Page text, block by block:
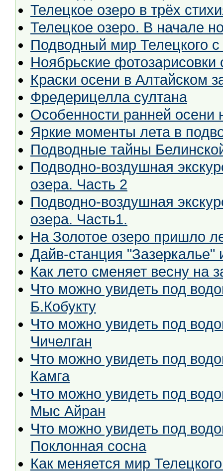
Телецкое озеро в трёх
Телецкое озеро. В начале
Подводный мир Телецкого
Ноябрьские фотозарисовки
Краски осени в Алтайском
Фредерицелла султана
Особенности ранней осени
Яркие моменты лета в
Подводные тайны
Подводно-воздушная
озера. Часть 2
Подводно-воздушная
озера. Часть1.
На Золотое озеро пришло
Дайв-станция "Зазеркалье"
Как лето сменяет весну на
Что можно увидеть под
Б.Кобукту
Что можно увидеть под
Чичелган
Что можно увидеть под
Камга
Что можно увидеть под
Мыс Айран
Что можно увидеть под
Поклонная сосна
Как меняется мир